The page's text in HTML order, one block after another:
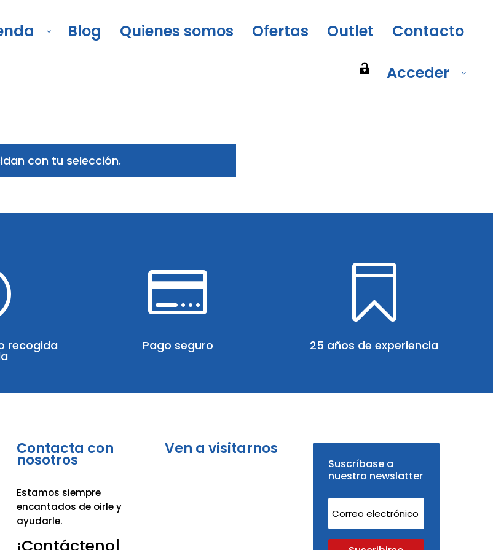
Blog Quienes somos Ofertas Outlet Contacto
Acceder
con tu selección.
recogida

Pago seguro

25 años de experiencia
Contacta con
nosotros
Estamos siempre
encantados de oirle y
ayudarle.
Ven a visitarnos
Suscríbase a
nuestro newslatter